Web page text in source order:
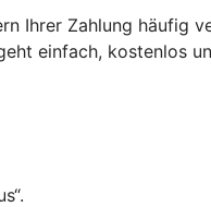
Ihrer Zahlung häufig
einfach, kostenlos